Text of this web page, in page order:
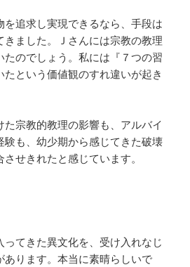
を追求し実現できるなら、手段は
きました。Ｊさんには宗教の教理
たのでしょう。私には『７つの習
という価値観のすれ違いが起き
宗教的教理の影響も、アルバイ
験も、幼少期から感じてきた破壊
せきれたと感じています。
てきた異文化を、受け入れなじ
あります。本当に素晴らしいで